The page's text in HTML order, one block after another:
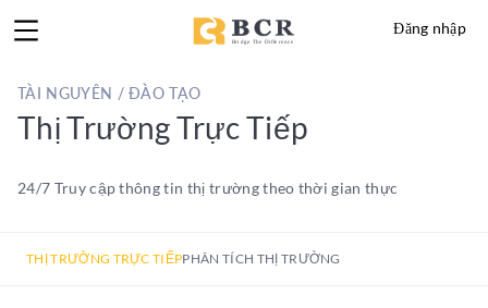
Đăng nhập
TÀI NGUYÊN / ĐÀO TẠO
Thị Trường Trực Tiếp
24/7 Truy cập thông tin thị trường theo thời gian thực
THỊ TRƯỜNG TRỰC TIẾPPHÂN TÍCH THỊ TRƯỜNG